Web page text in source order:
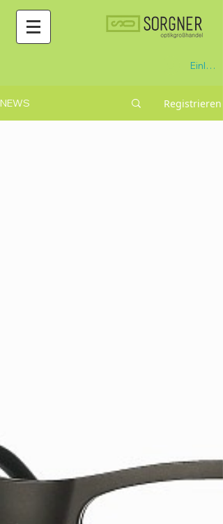
NEWS Registrieren